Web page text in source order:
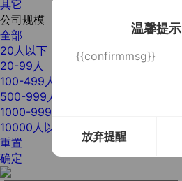
温馨提示
{{confirmmsg}}
放弃提醒
其它
公司规模
全部
20人以下
20-99人
100-499人
500-999人
1000-9999人
10000人以上
重置
确定